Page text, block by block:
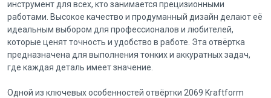
инструмент для всех, кто занимается прецизионными
работами. Высокое качество и продуманный дизайн делают её
идеальным выбором для профессионалов и любителей,
которые ценят точность и удобство в работе. Эта отвёртка
предназначена для выполнения тонких и аккуратных задач,
где каждая деталь имеет значение.
Одной из ключевых особенностей отвёртки 2069 Kraftform